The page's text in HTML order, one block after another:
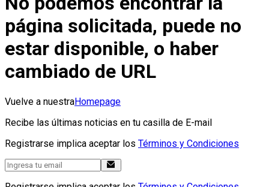
página solicitada, puede no
estar disponible, o haber
cambiado de URL
Vuelve a nuestraHomepage
Recibe las últimas noticias en tu casilla de E-mail
Registrarse implica aceptar los Términos y Condiciones